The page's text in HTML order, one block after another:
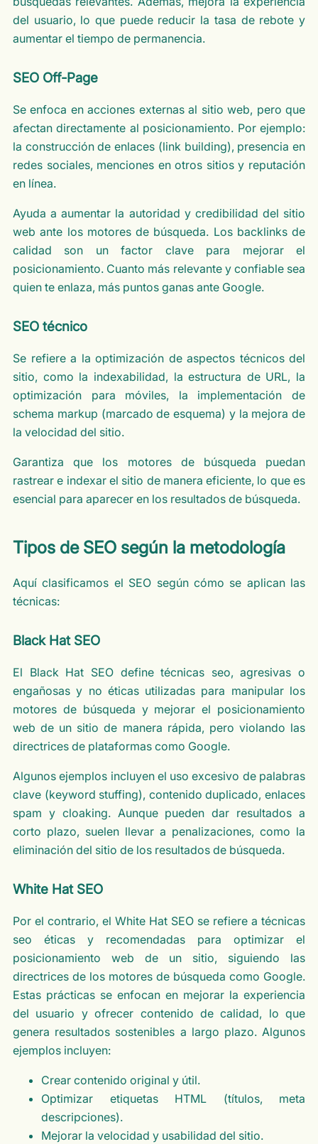
del usuario, lo que puede reducir la tasa de rebote y
aumentar el tiempo de permanencia.
SEO Off-Page
Se enfoca en acciones externas al sitio web, pero que
afectan directamente al posicionamiento. Por ejemplo:
la construcción de enlaces (link building), presencia en
redes sociales, menciones en otros sitios y reputación
en línea.
Ayuda a aumentar la autoridad y credibilidad del sitio
web ante los motores de búsqueda. Los backlinks de
calidad son un factor clave para mejorar el
posicionamiento. Cuanto más relevante y confiable sea
quien te enlaza, más puntos ganas ante Google.
SEO técnico
Se refiere a la optimización de aspectos técnicos del
sitio, como la indexabilidad, la estructura de URL, la
optimización para móviles, la implementación de
schema markup (marcado de esquema) y la mejora de
la velocidad del sitio.
Garantiza que los motores de búsqueda puedan
rastrear e indexar el sitio de manera eficiente, lo que es
esencial para aparecer en los resultados de búsqueda.
Tipos de SEO según la metodología
Aquí clasificamos el SEO según cómo se aplican las
técnicas:
Black Hat SEO
El Black Hat SEO define técnicas seo, agresivas o
engañosas y no éticas utilizadas para manipular los
motores de búsqueda y mejorar el posicionamiento
web de un sitio de manera rápida, pero violando las
directrices de plataformas como Google.
Algunos ejemplos incluyen el uso excesivo de palabras
clave (keyword stuffing), contenido duplicado, enlaces
spam y cloaking. Aunque pueden dar resultados a
corto plazo, suelen llevar a penalizaciones, como la
eliminación del sitio de los resultados de búsqueda.
White Hat SEO
Por el contrario, el White Hat SEO se refiere a técnicas
seo éticas y recomendadas para optimizar el
posicionamiento web de un sitio, siguiendo las
directrices de los motores de búsqueda como Google.
Estas prácticas se enfocan en mejorar la experiencia
del usuario y ofrecer contenido de calidad, lo que
genera resultados sostenibles a largo plazo. Algunos
ejemplos incluyen:
Crear contenido original y útil.
Optimizar etiquetas HTML (títulos, meta
descripciones).
Mejorar la velocidad y usabilidad del sitio.